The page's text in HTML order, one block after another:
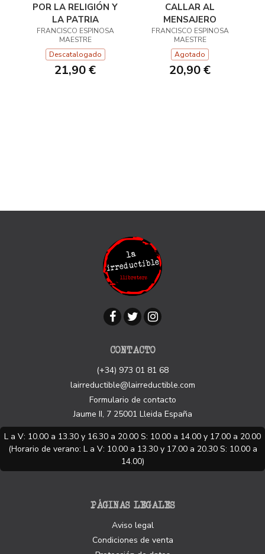
POR LA RELIGIÓN Y
LA PATRIA
FRANCISCO ESPINOSA
MAESTRE
Descatalogado
21,90 €
CALLAR AL
MENSAJERO
FRANCISCO ESPINOSA
MAESTRE
Agotado
20,90 €
CONTACTO
(+34) 973 01 81 68
lairreductible@lairreductible.com
Formulario de contacto
Jaume II, 7 25001 Lleida España
L a V: 10.00 a 13.30 y 16.30 a 20.00 S: 10.00 a 14.00 y 17.00 a 20.00
(Horario de verano: L a V: 10.00 a 13.30 y 17.00 a 20.30 S: 10.00 a
14.00)
PÁGINAS LEGALES
Aviso legal
Condiciones de venta